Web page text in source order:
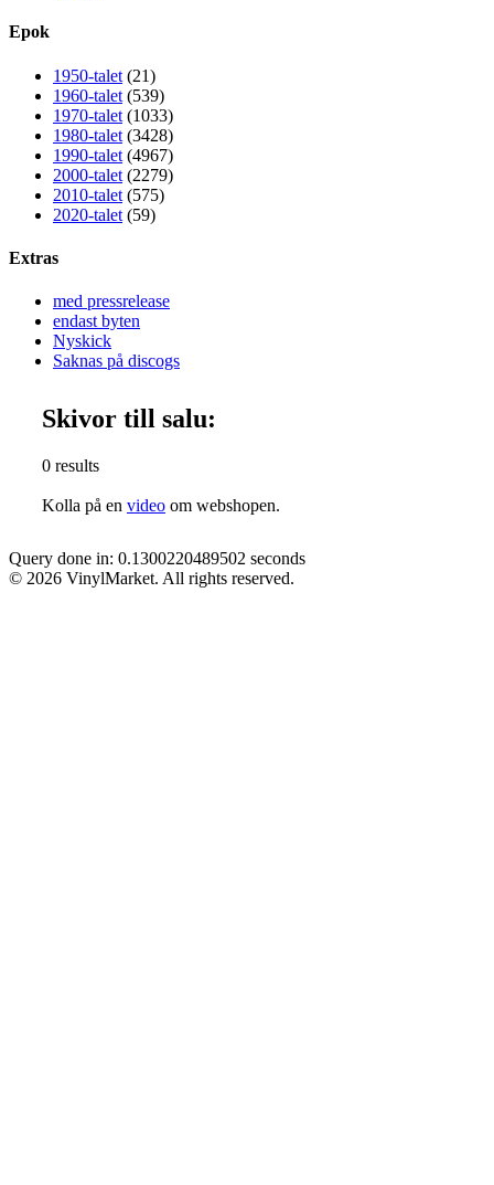
Epok
1950-talet (21)
1960-talet (539)
1970-talet (1033)
1980-talet (3428)
1990-talet (4967)
2000-talet (2279)
2010-talet (575)
2020-talet (59)
Extras
med pressrelease
endast byten
Nyskick
Saknas på discogs
Skivor till salu:
0 results
Kolla på en video om webshopen.
Query done in: 0.1300220489502 seconds
© 2026 VinylMarket. All rights reserved.